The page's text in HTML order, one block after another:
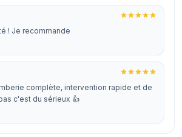
! Je recommande
complète, intervention rapide et de
c'est du sérieux 👍